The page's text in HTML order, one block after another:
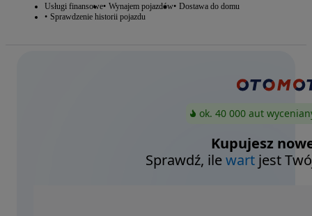
Usługi finansowe Wynajem pojazdów Dostawa do domu
Sprawdzenie historii pojazdu
ok. 40 000 aut
Kupujesz
Sprawdź, ilewart jest